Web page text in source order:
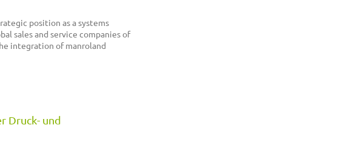
position as a systems
sales and service companies of
integration of manroland
Druck- und